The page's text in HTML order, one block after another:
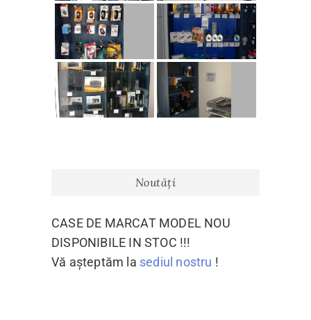
Noutăți
CASE DE MARCAT MODEL NOU
DISPONIBILE IN STOC !!!
Vă așteptăm la sediul nostru !